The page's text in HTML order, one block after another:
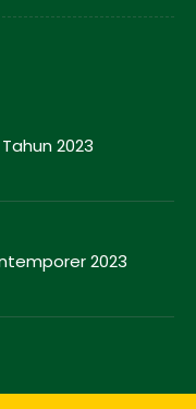
2023
2023